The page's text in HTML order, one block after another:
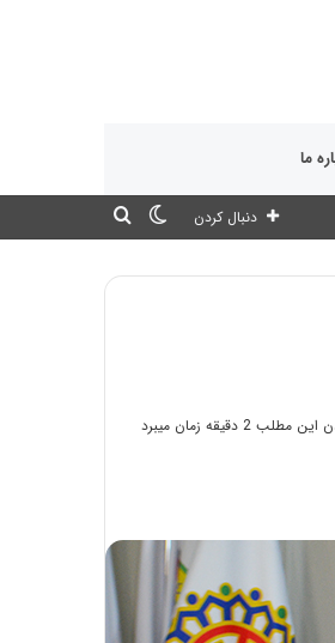
ما
تغییر
دنبال کردن
2 دقیقه زمان میبرد